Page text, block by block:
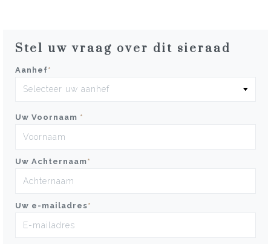
Stel uw vraag over dit sieraad
Aanhef*
Uw Voornaam *
Uw Achternaam*
Uw e-mailadres*